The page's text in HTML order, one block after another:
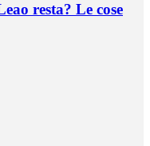
resta? Le cose